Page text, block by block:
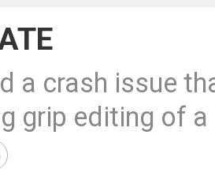
a crash issue
grip editing of a